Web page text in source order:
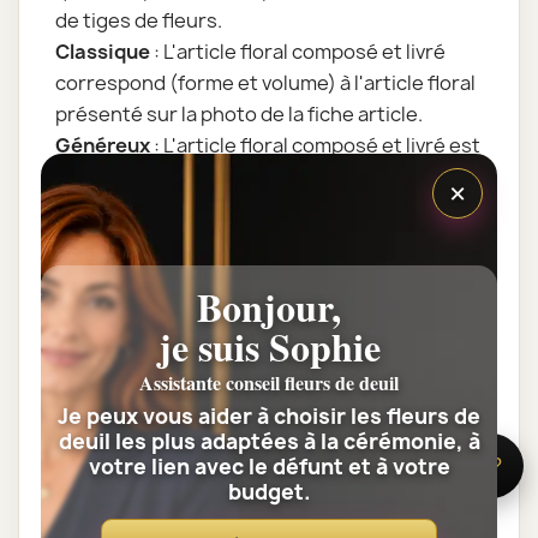
de tiges de fleurs.
Classique: L'article floral composé et livré
correspond (forme et volume) à l'article floral
présenté sur la photo de la fiche article.
Généreux: L'article floral composé et livré est
plus volumineux et généreux que la photo. Il
contient plus de tiges de fleurs.
Prestige: L'article floral composé et livré, tout
en gardant sa forme, contient encore plus de
tiges de fleurs. C'est un bouquet très
volumineux.
Tous nos articles floraux sont assemblés par
nos artisans fleuristes juste avant la livraison.
L'assemblage floral est dépendant des fleurs
de saisons. La réalisation florale est le
résultat du talent individuel du fleuriste qui la
prépare : nos fleuristes sont des artistes, la
🌸 Besoin d’aide ?
×
Bonjour,
je suis Sophie
Assistante conseil fleurs de deuil
Je peux vous aider à choisir les fleurs de
deuil les plus adaptées à la cérémonie, à
votre lien avec le défunt et à votre
budget.